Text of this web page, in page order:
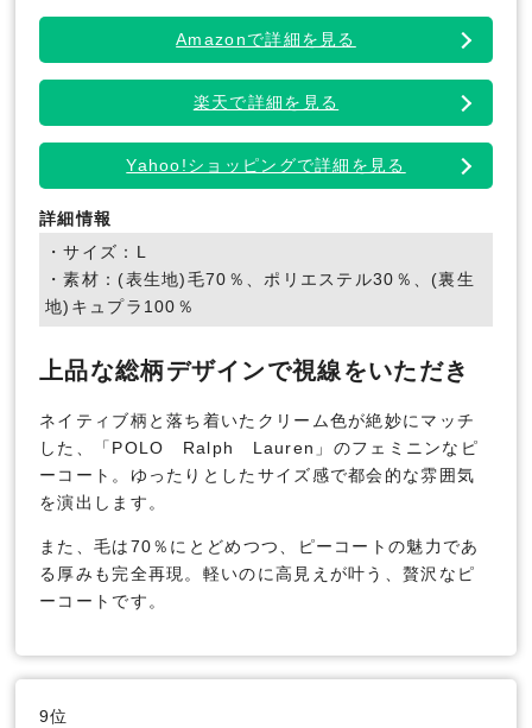
Amazonで詳細を見る
楽天で詳細を見る
Yahoo!ショッピングで詳細を見る
詳細情報
・サイズ：L
・素材：(表生地)毛70％、ポリエステル30％、(裏生
地)キュプラ100％
上品な総柄デザインで視線をいただき
ネイティブ柄と落ち着いたクリーム色が絶妙にマッチ
した、「POLO Ralph Lauren」のフェミニンなピ
ーコート。ゆったりとしたサイズ感で都会的な雰囲気
を演出します。
また、毛は70％にとどめつつ、ピーコートの魅力であ
る厚みも完全再現。軽いのに高見えが叶う、贅沢なピ
ーコートです。
9位